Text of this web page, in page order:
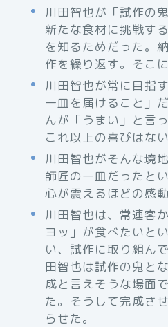
川田智也が「試作の
新たな食材に挑戦す
を知るためだった。
作を繰り返す。そこ
川田智也が常に目指
一皿を届けること」
んが「うまい」と言
これ以上の喜びはない
川田智也がそんな境
師匠の一皿だったと
心が震えるほどの感
川田智也は、常連客
ヨッ」が食べたいと
い、試作に取り組ん
田智也は試作の鬼と
成と言えそうな場面
た。そうして完成さ
らせた。